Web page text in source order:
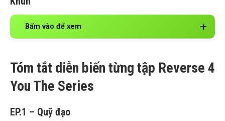
Bấm vào để xem
Tóm tắt diễn biến từng tập Reverse 4
You The Series
EP.1 – Quỹ đạo